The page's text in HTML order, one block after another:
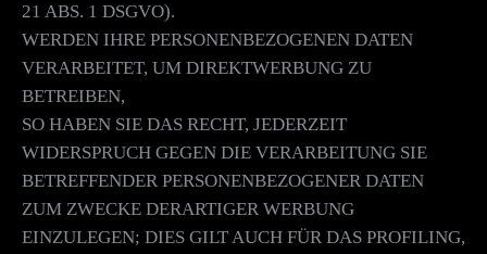
21 ABS. 1 DSGVO).
WERDEN IHRE PERSONENBEZOGENEN DATEN
VERARBEITET, UM DIREKTWERBUNG ZU
BETREIBEN,
SO HABEN SIE DAS RECHT, JEDERZEIT
WIDERSPRUCH GEGEN DIE VERARBEITUNG SIE
BETREFFENDER PERSONENBEZOGENER DATEN
ZUM ZWECKE DERARTIGER WERBUNG
EINZULEGEN; DIES GILT AUCH FÜR DAS PROFILING,